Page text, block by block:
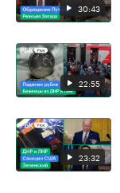
30:43
22:55
23:32